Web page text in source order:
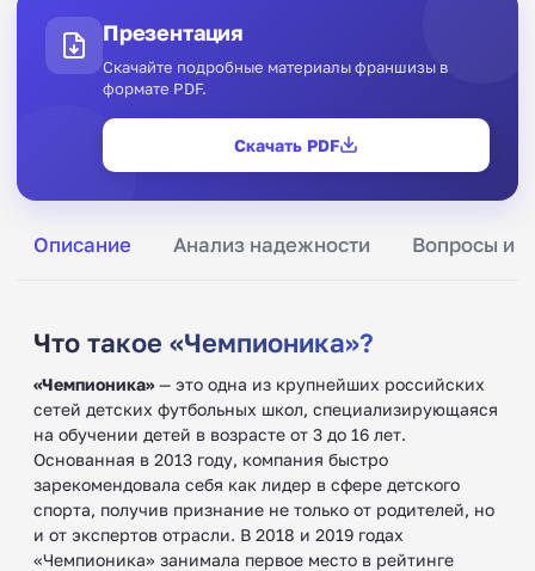
Описание Анализ надежности Вопросы и
Что такое «Чемпионика»?
«Чемпионика»— это одна из крупнейших российских
сетей детских футбольных школ, специализирующаяся
на обучении детей в возрасте от 3 до 16 лет.
Основанная в 2013 году, компания быстро
зарекомендовала себя как лидер в сфере детского
спорта, получив признание не только от родителей, но
и от экспертов отрасли. В 2018 и 2019 годах
«Чемпионика» занимала первое место в рейтинге
Презентация
Скачайте подробные материалы франшизы в
формате PDF.
Скачать PDF